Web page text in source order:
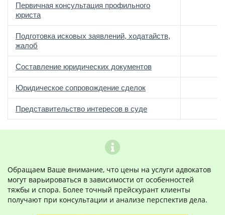
Первичная консультация профильного
юриста
Подготовка исковых заявлений, ходатайств,
жалоб
Составление юридических документов
Юридическое сопровождение сделок
Представительство интересов в суде
Обращаем Ваше внимание, что цены на услуги адвокатов
могут варьироваться в зависимости от особенностей
тяжбы и спора. Более точный прейскурант клиенты
получают при консультации и анализе перспектив дела.